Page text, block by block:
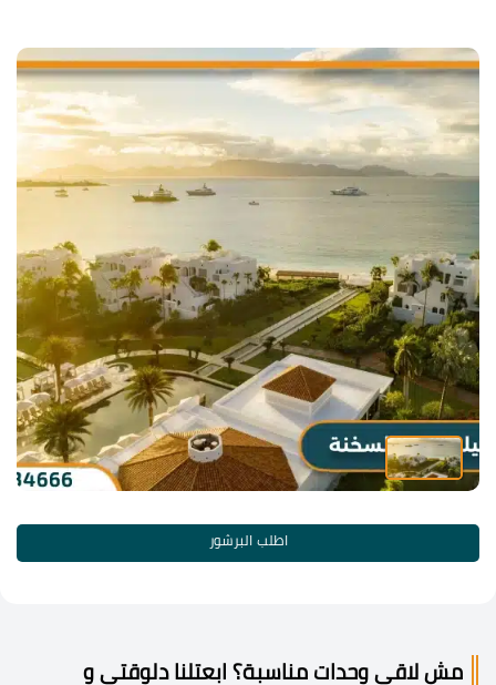
اطلب البرشور
مش لاقي وحدات مناسبة؟ ابعتلنا دلوقتي و